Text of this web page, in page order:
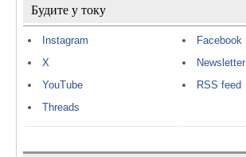
Будите у току
Instagram
X
YouTube
Threads
Facebook
Newsletter
RSS feed